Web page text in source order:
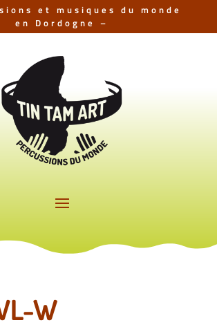
et musiques du monde
en Dordogne –
W